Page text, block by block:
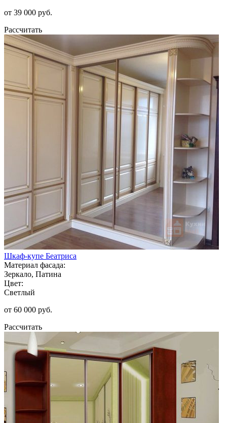
от 39 000 руб.
Рассчитать
Шкаф-купе Беатриса
Материал фасада:
Зеркало, Патина
Цвет:
Светлый
от 60 000 руб.
Рассчитать